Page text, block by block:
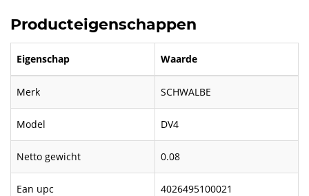
Producteigenschappen
Eigenschap Waarde
Merk SCHWALBE
Model DV4
Netto gewicht 0.08
Ean upc 4026495100021